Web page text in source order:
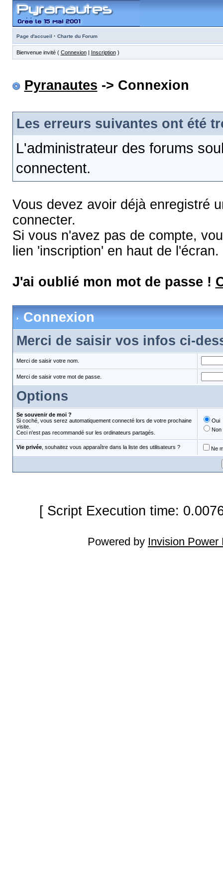
Page d'accueil · Charte du Forum
Bienvenue invité ( Connexion| Inscription)
Pyranautes -> Connexion
Les erreurs suivantes ont été
L'administrateur des forums
connectent.
Vous devez avoir déjà enregistré
connecter.
Si vous n'avez pas de compte,
lien 'inscription' en haut de l'écran.
J'ai oublié mon mot de passe !
Connexion
Merci de saisir vos infos ci-
Merci de saisir votre nom.
Merci de saisir votre mot de passe.
Options
Se souvenir de moi ?
Si coché, vous serez automatiquement connecté lors de votre prochaine
visite.
Ceci n'est pas recommandé sur les ordinateurs partagés.
Oui
Non
Vie privée, souhaitez vous apparaître dans la liste des utilisateurs ? Ne
[ Script Execution time:
Powered by Invision Power